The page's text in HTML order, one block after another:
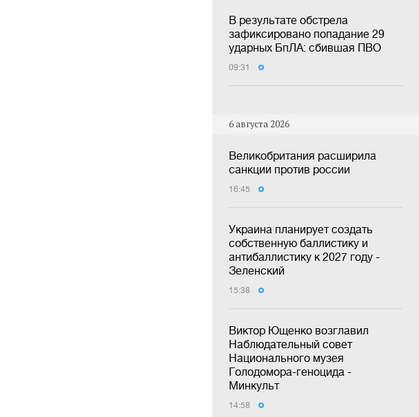
В результате обстрела
зафиксировано попадание 29
ударных БпЛА: сбившая ПВО
09:31
6 августа 2026
Великобритания расширила
санкции против россии
16:45
Украина планирует создать
собственную баллистику и
антибаллистику к 2027 году -
Зеленский
15:38
Виктор Ющенко возглавил
Наблюдательный совет
Национального музея
Голодомора-геноцида -
Минкульт
14:58